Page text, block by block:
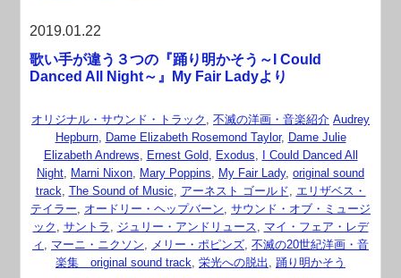
2019.01.22
歌い手が違う３つの『踊り明かそう～I Could
Danced All Night～』My Fair Ladyより
オリジナル・サウンド・トラック , 不滅の洋画・音楽紹介 Audrey
Hepburn, Dame Elizabeth Rosemond Taylor, Dame Julie
Elizabeth Andrews, Ernest Gold, Exodus,
I Could Danced All
Night, Marni Nixon, Mary Poppins, My Fair Lady, original sound
track, The Sound of Music, アーネスト ゴールド, エリザベス・
テイラー, オードリー・ヘップバーン, サウンド・オブ・ミュージ
ック , サントラ , ジュリー・アンドリュース, マイ・フェア・レデ
ィ , マーニ・ニクソン, メリー・ポピンズ, 不滅の20世紀洋画・音
楽集 original sound track, 栄光への脱出 , 踊り明かそう